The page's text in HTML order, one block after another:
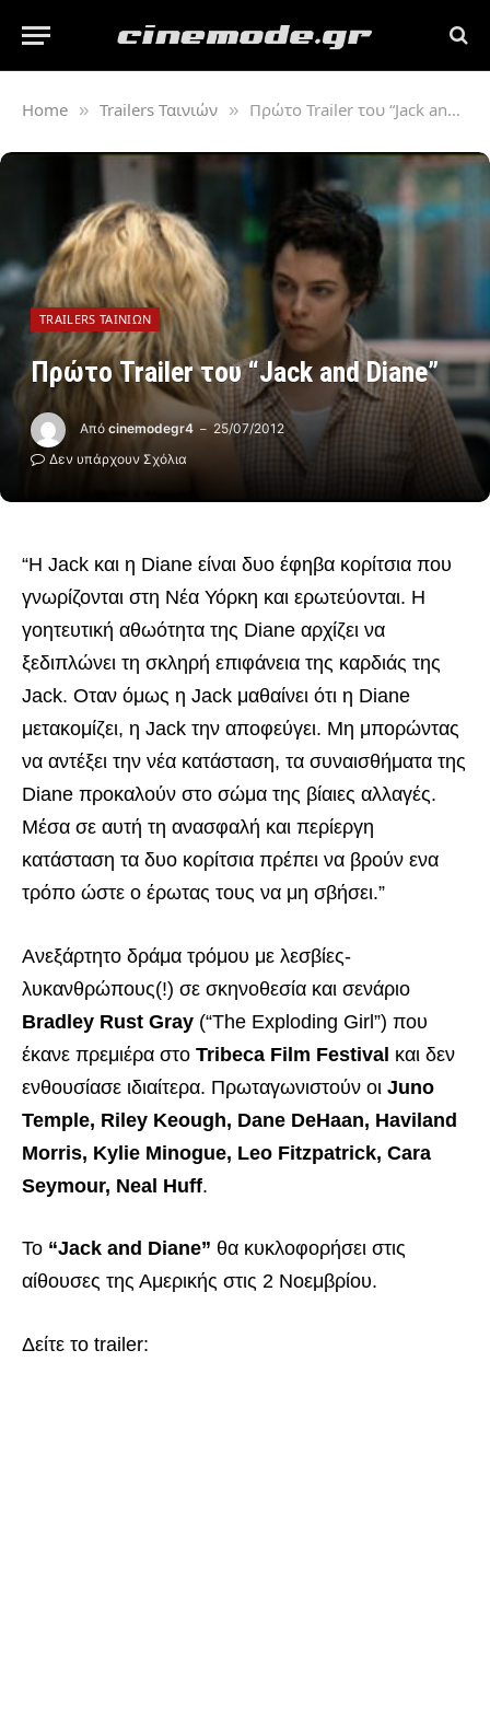
Home » Trailers Ταινιών » Πρώτο Trailer του “Jack and Diane”
TRAILERS ΤΑΙΝΙΏΝ
Πρώτο Trailer του “Jack and Diane”
Από cinemodegr4
25/07/2012
Δεν υπάρχουν Σχόλια
“Η Jack και η Diane είναι δυο έφηβα κορίτσια που
γνωρίζονται στη Νέα Υόρκη και ερωτεύονται. Η
γοητευτική αθωότητα της Diane αρχίζει να
ξεδιπλώνει τη σκληρή επιφάνεια της καρδιάς της
Jack. Οταν όμως η Jack μαθαίνει ότι η Diane
μετακομίζει, η Jack την αποφεύγει. Μη μπορώντας
να αντέξει την νέα κατάσταση, τα συναισθήματα της
Diane προκαλούν στο σώμα της βίαιες αλλαγές.
Μέσα σε αυτή τη ανασφαλή και περίεργη
κατάσταση τα δυο κορίτσια πρέπει να βρούν ενα
τρόπο ώστε ο έρωτας τους να μη σβήσει.”
Ανεξάρτητο δράμα τρόμου με λεσβίες-
λυκανθρώπους(!) σε σκηνοθεσία και σενάριο
Bradley Rust Gray (“The Exploding Girl”) που
έκανε πρεμιέρα στο Tribeca Film Festival και δεν
ενθουσίασε ιδιαίτερα. Πρωταγωνιστούν οι Juno
Temple, Riley Keough, Dane DeHaan, Haviland
Morris, Kylie Minogue, Leo Fitzpatrick, Cara
Seymour, Neal Huff.
Το “Jack and Diane” θα κυκλοφορήσει στις
αίθουσες της Αμερικής στις 2 Νοεμβρίου.
Δείτε το trailer: